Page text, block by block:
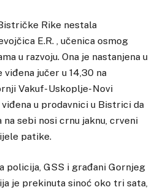
Rike nestala
E.R. , učenica osmog
u razvoju. Ona je nastanjena u
viđena jučer u 14,30 na
Vakuf- Uskoplje- Novi
u prodavnici u Bistrici da
na sebi nosi crnu jaknu, crveni
patike.
policija, GSS i građani Gornjeg
je prekinuta sinoć oko tri sata,